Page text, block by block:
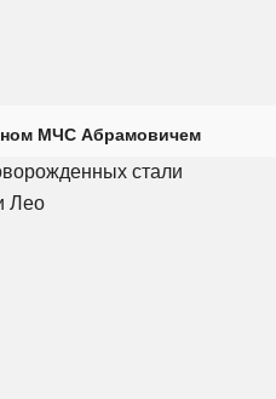
МЧС Абрамовичем